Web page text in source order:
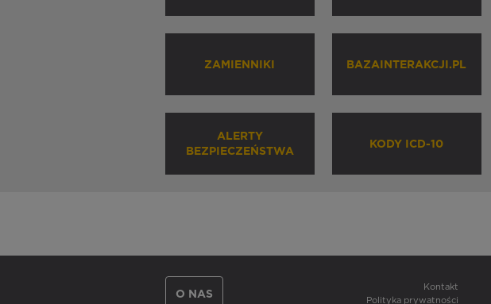
ZAMIENNIKI BAZAINTERAKCJI.PL
ALERTY
BEZPIECZEŃSTWA
KODY ICD-10
O NAS
Kontakt
Polityka prywatności